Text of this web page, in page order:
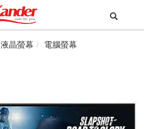
液晶螢幕 電腦螢幕